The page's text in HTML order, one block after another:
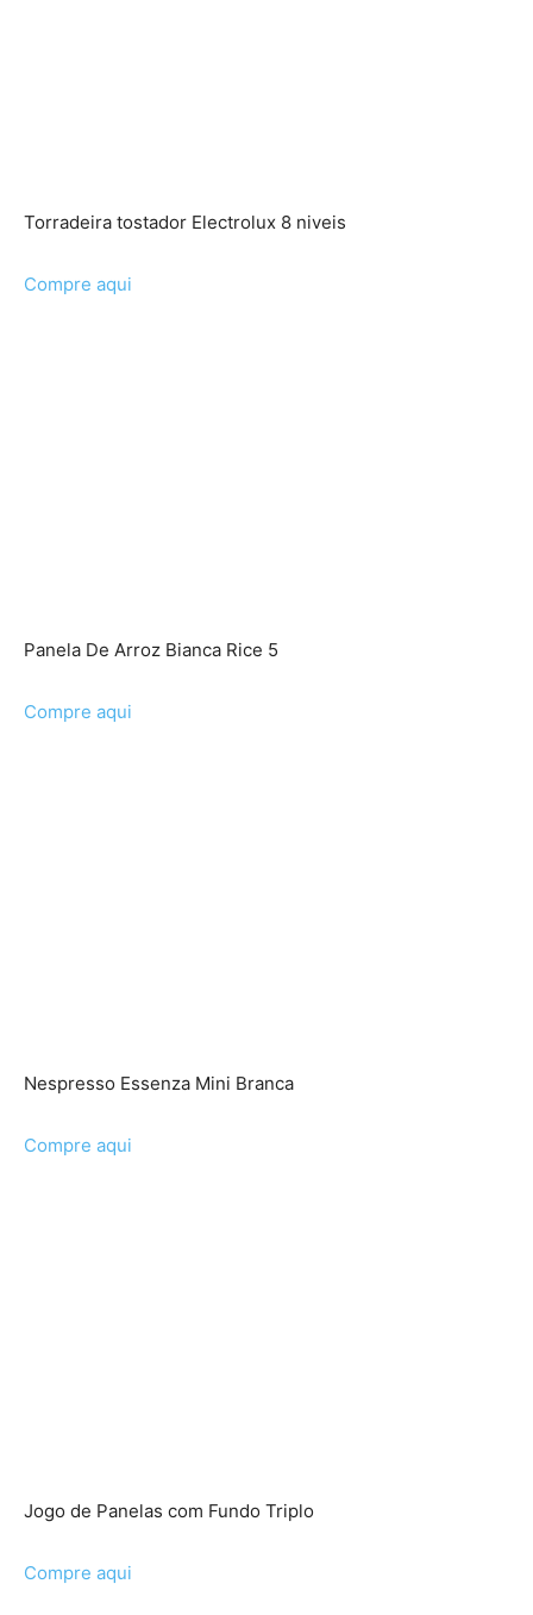
Torradeira tostador Electrolux 8 niveis
Compre aqui
Panela De Arroz Bianca Rice 5
Compre aqui
Nespresso Essenza Mini Branca
Compre aqui
Jogo de Panelas com Fundo Triplo
Compre aqui